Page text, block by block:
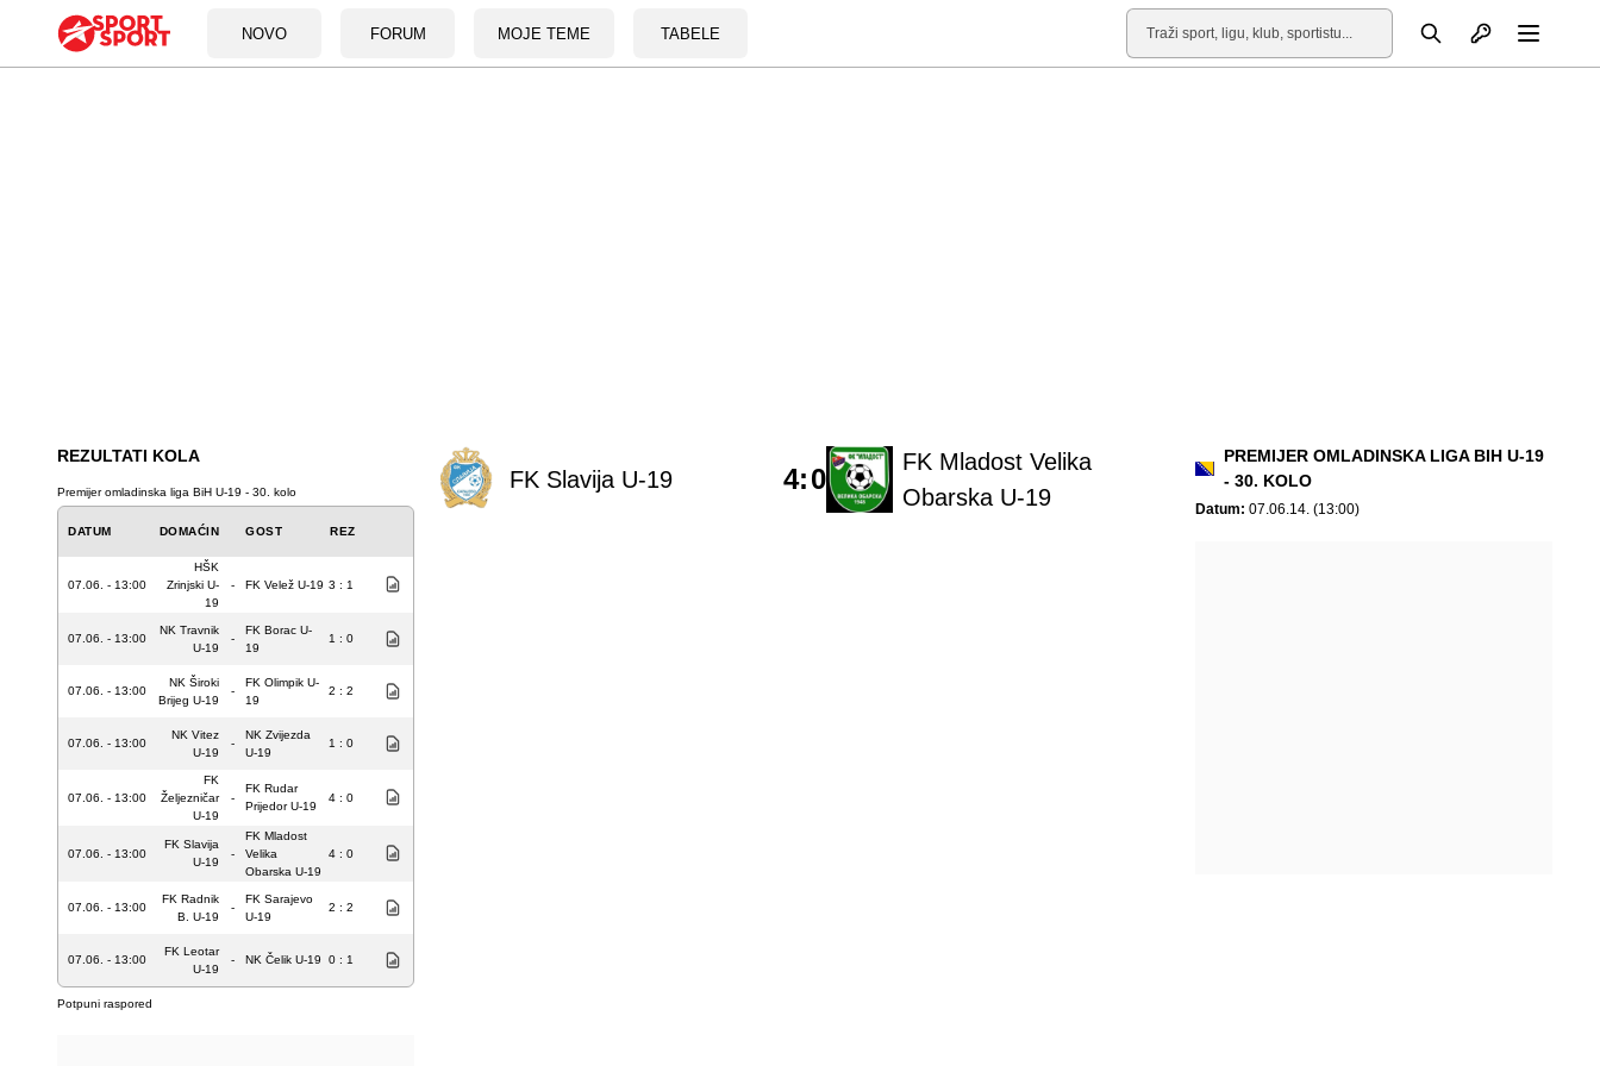
NOVO FORUM MOJE TEME TABELE
Pretraga Otvori profil
REZULTATI KOLA
Premijer omladinska liga BiH U-19 - 30. kolo
DATUM DOMAĆIN GOST REZ
07.06. - 13:00
HŠK
Zrinjski U-
19
- FK Velež U-19 3 : 1
07.06. - 13:00
NK Travnik
U-19
-
FK Borac U-
19
1 : 0
07.06. - 13:00
NK Široki
Brijeg U-19
-
FK Olimpik U-
19
2 : 2
07.06. - 13:00
NK Vitez
U-19
-
NK Zvijezda
U-19
1 : 0
07.06. - 13:00
FK
Željezničar
U-19
-
FK Rudar
Prijedor U-19
4 : 0
07.06. - 13:00
FK Slavija
U-19
-
FK Mladost
Velika
Obarska U-19
4 : 0
07.06. - 13:00
FK Radnik
B. U-19
-
FK Sarajevo
U-19
2 : 2
07.06. - 13:00
FK Leotar
U-19
- NK Čelik U-19 0 : 1
Potpuni raspored
FK Slavija U-19
FK Mladost Velika
Obarska U-19
4:0
PREMIJER OMLADINSKA LIGA BIH U-19
- 30. KOLO
Datum: 07.06.14. (13:00)